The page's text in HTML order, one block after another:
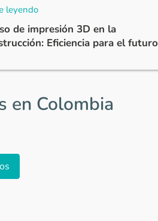
leyendo
de impresión 3D en la
Eficiencia para el futuro
en Colombia